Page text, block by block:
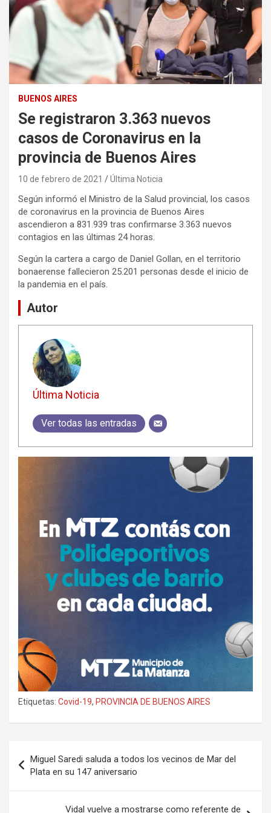
BUENOS AIRES
Se registraron 3.363 nuevos
casos de Coronavirus en la
provincia de Buenos Aires
10 de febrero de 2021 Última Noticia
Según informó el Ministro de la Salud provincial, los casos
de coronavirus en la provincia de Buenos Aires
ascendieron a 831.939 tras confirmarse 3.363 nuevos
contagios en las últimas 24 horas.
Según la cartera a cargo de Daniel Gollan, en el territorio
bonaerense fallecieron 25.201 personas desde el inicio de
la pandemia en el país.
Autor
Última Noticia
Ver todas las entradas
Etiquetas: Covid-19, PROVINCIA DE BUENOS AIRES
de
entradas
Miguel Saredi saluda a todos los vecinos de Mar del
Plata en su 147 aniversario
Vidal vuelve a mostrarse como referente de